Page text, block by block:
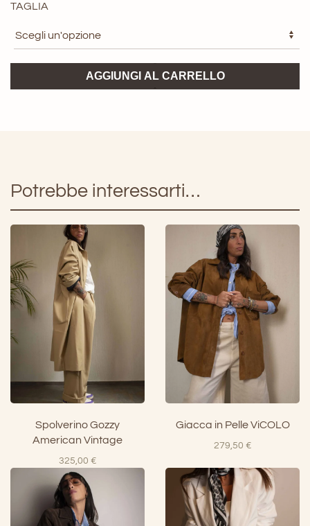
TAGLIA
in
AGGIUNGI AL CARRELLO
Potrebbe interessarti…
Spolverino Gozzy
American Vintage
325,00 €
Giacca in Pelle ViCOLO
279,50 €